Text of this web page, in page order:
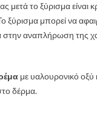
μετά το ξύρισμα είναι
ξύρισμα μπορεί να
αναπλήρωση της
με υαλουρονικό
δέρμα.